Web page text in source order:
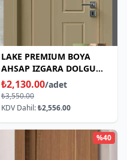
LAKE PREMIUM BOYA
AHSAP IZGARA DOLGU
KAPI (URT)
₺2,130.00/adet
₺3,550.00
KDV Dahil:₺2,556.00
%40